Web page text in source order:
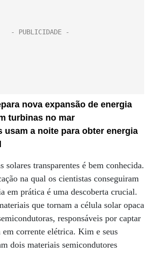
nova expansão de energia
turbinas no mar
usam a noite para obter energia
solares transparentes é bem conhecida.
na qual os cientistas conseguiram
em prática é uma descoberta crucial.
que tornam a célula solar opaca
responsáveis ​​por captar
corrente elétrica. Kim e seus
dois materiais semicondutores